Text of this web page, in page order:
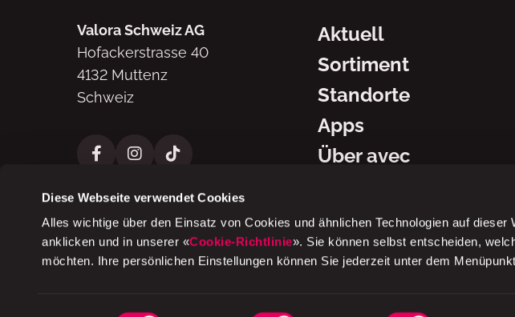
Diese Webseite verwendet Cookies
Alles wichtige über den Einsatz von Cookies und ähnlichen Technologien auf
anklicken und in unserer «Cookie-Richtlinie». Sie können selbst entscheiden,
möchten. Ihre persönlichen Einstellungen können Sie jederzeit unter dem
Valora Schweiz AG
Hofackerstrasse 40
4132 Muttenz
Schweiz
Navigation
Aktuell
Sortiment
Standorte
Apps
Über avec
2026 © Valora Schweiz AG